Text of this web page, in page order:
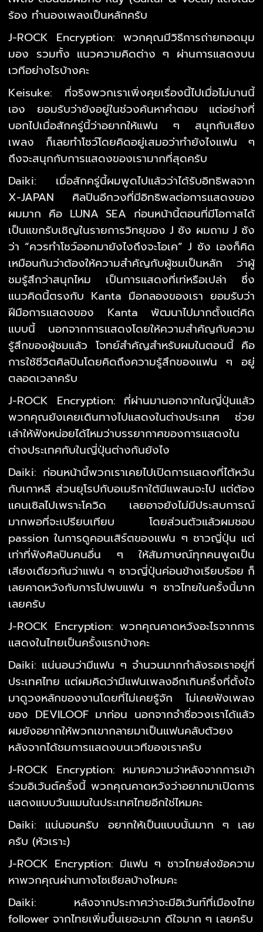
ร้อง ทำนองเพลงเป็นหลักครับ
J-ROCK Encryption: พวกคุณมีวิธีการถ่ายทอดมุม
มอง รวมทั้ง แนวความคิดต่าง ๆ ผ่านการแสดงบน
เวทีอย่างไรบ้างคะ
Keisuke: ที่จริงพวกเราเพิ่งคุยเรื่องนี้ไปเมื่อไม่นานนี้
เอง ยอมรับว่ายังอยู่ในช่วงค้นหาคำตอบ แต่อย่างที่
บอกไปเมื่อสักครู่นี้ว่าอยากให้แฟน ๆ สนุกกับเสียง
เพลง ก็เลยทำโชว์โดยคิดอยู่เสมอว่าทำยังไงแฟน ๆ
ถึงจะสนุกกับการแสดงของเรามากที่สุดครับ
Daiki: เมื่อสักครู่นี้ผมพูดไปแล้วว่าได้รับอิทธิพลจาก
X-JAPAN ศิลปินอีกวงที่มีอิทธิพลต่อการแสดงของ
ผมมาก คือ LUNA SEA ก่อนหน้านี้ตอนที่มีโอกาสได้
เป็นแขกรับเชิญในรายการวิทยุของ J ซัง ผมถาม J ซัง
ว่า “ควรทำโชว์ออกมายังไงถึงจะโอเค” J ซัง เองก็คิด
เหมือนกันว่าต้องให้ความสำคัญกับผู้ชมเป็นหลัก ว่าผู้
ชมรู้สึกว่าสนุกไหม เป็นการแสดงที่เท่หรือเปล่า ซึ่ง
แนวคิดนี้ตรงกับ Kanta มือกลองของเรา ยอมรับว่า
ฝีมือการแสดงของ Kanta พัฒนาไปมากตั้งแต่คิด
แบบนี้ นอกจากการแสดงโดยให้ความสำคัญกับความ
รู้สึกของผู้ชมแล้ว โจทย์สำคัญสำหรับผมในตอนนี้ คือ
การใช้ชีวิตศิลปินโดยคิดถึงความรู้สึกของแฟน ๆ อยู่
ตลอดเวลาครับ
J-ROCK Encryption: ที่ผ่านมานอกจากในญี่ปุ่นแล้ว
พวกคุณยังเคยเดินทางไปแสดงในต่างประเทศ ช่วย
เล่าให้ฟังหน่อยได้ไหมว่าบรรยากาศของการแสดงใน
ต่างประเทศกับในญี่ปุ่นต่างกันยังไง
Daiki: ก่อนหน้านี้พวกเราเคยไปเปิดการแสดงที่ไต้หวัน
กับเกาหลี ส่วนยุโรปกับอเมริกาใต้มีแพลนจะไป แต่ต้อง
แคนเซิลไปเพราะโควิด เลยอาจยังไม่มีประสบการณ์
มากพอที่จะเปรียบเทียบ โดยส่วนตัวแล้วผมชอบ
passion ในการดูคอนเสิร์ตของแฟน ๆ ชาวญี่ปุ่น แต่
เท่าที่ฟังศิลปินคนอื่น ๆ ให้สัมภาษณ์ทุกคนพูดเป็น
เสียงเดียวกันว่าแฟน ๆ ชาวญี่ปุ่นค่อนข้างเรียบร้อย ก็
เลยคาดหวังกับการไปพบแฟน ๆ ชาวไทยในครั้งนี้มาก
เลยครับ
J-ROCK Encryption: พวกคุณคาดหวังอะไรจากการ
แสดงในไทยเป็นครั้งแรกบ้างคะ
Daiki: แน่นอนว่ามีแฟน ๆ จำนวนมากกำลังรอเราอยู่ที่
ประเทศไทย แต่ผมคิดว่ามีแฟนเพลงอีกเกินครึ่งที่ตั้งใจ
มาดูวงหลักของงานโดยที่ไม่เคยรู้จัก ไม่เคยฟังเพลง
ของ DEVILOOF มาก่อน นอกจากจำชื่อวงเราได้แล้ว
ผมยังอยากให้พวกเขากลายมาเป็นแฟนคลับตัวยง
หลังจากได้ชมการแสดงบนเวทีของเราครับ
J-ROCK Encryption: หมายความว่าหลังจากการเข้า
ร่วมอิเว้นต์ครั้งนี้ พวกคุณคาดหวังว่าอยากมาเปิดการ
แสดงแบบวันแมนในประเทศไทยอีกใช่ไหมคะ
Daiki: แน่นอนครับ อยากให้เป็นแบบนั้นมาก ๆ เลย
ครับ (หัวเราะ)
J-ROCK Encryption: มีแฟน ๆ ชาวไทยส่งข้อความ
หาพวกคุณผ่านทางโซเชียลบ้างไหมคะ
Daiki: หลังจากประกาศว่าจะมีอิเว้นท์ที่เมืองไทย
follower จากไทยเพิ่มขึ้นเยอะมาก ดีใจมาก ๆ เลยครับ